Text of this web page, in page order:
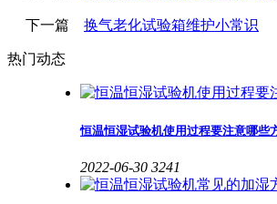
下一篇 换气老化试验箱维护小常识
热门动态
恒温恒湿试验机使用过程要注意哪些
2022-06-30 3241